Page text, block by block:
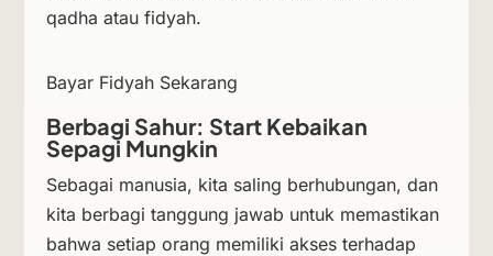
qadha atau fidyah.
Bayar Fidyah Sekarang
Berbagi Sahur: Start Kebaikan
Sepagi Mungkin
Sebagai manusia, kita saling berhubungan, dan
kita berbagi tanggung jawab untuk memastikan
bahwa setiap orang memiliki akses terhadap